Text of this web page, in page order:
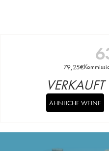
79,25€
VERKAUFT
ÄHNLICHE WEINE